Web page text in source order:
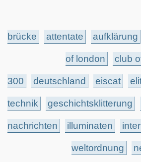
brücke attentate aufklärung
of london club
300 deutschland eiscat
technik geschichtsklitterung
nachrichten illuminaten
weltordnung